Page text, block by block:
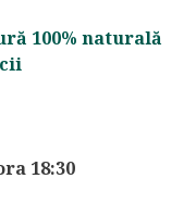
100% naturală
18:30